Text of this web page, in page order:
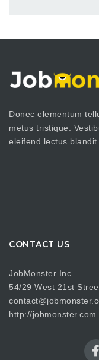
Donec elementum
metus tristique.
eleifend lectus blandit
CONTACT US
JobMonster Inc.
54/29 West 21st
http://jobmonster.com